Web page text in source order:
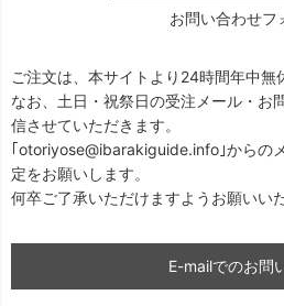
お問い合わせフ
ご注文は、本サイトより24時間年中無
なお、土日・祝祭日の受注メール・お
信させていただきます。
｢otoriyose@ibarakiguide.info｣からの
定をお願いします。
何卒ご了承いただけますようお願いい
E-mailでのお問